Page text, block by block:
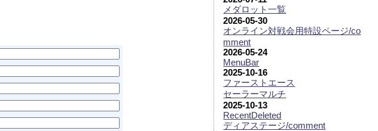
メダロット一覧
2026-05-30
オンライン対戦会用特設ページ/co
mment
2026-05-24
MenuBar
2025-10-16
ファーストエース
セーラーマルチ
2025-10-13
RecentDeleted
ディアステージ/comment